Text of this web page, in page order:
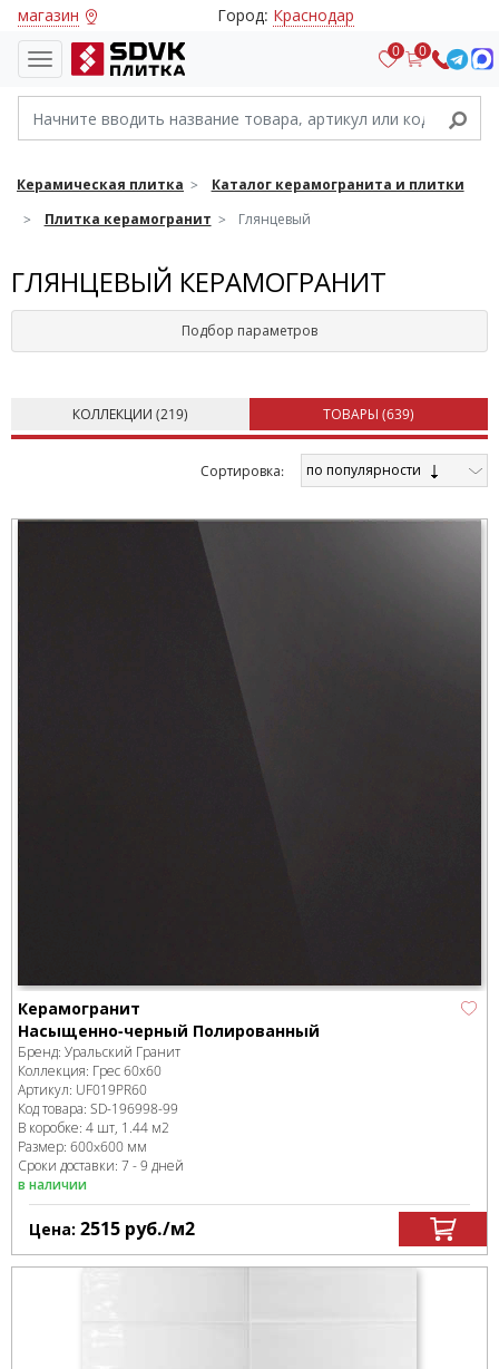
магазин Город: Краснодар
0 0
Керамическая плитка
Каталог керамогранита и плитки
Плитка керамогранит
Глянцевый
ГЛЯНЦЕВЫЙ КЕРАМОГРАНИТ
Подбор параметров
КОЛЛЕКЦИИ (219) ТОВАРЫ (639)
Cортировка: по популярности
Керамогранит
Насыщенно-черный Полированный
Бренд: Уральский Гранит
Коллекция: Грес 60х60
Артикул: UF019PR60
Код товара: SD-196998-99
В коробке: 4 шт, 1.44 м2
Размер: 600x600 мм
Сроки доставки: 7 - 9 дней
в наличии
Цена: 2515 руб./м2